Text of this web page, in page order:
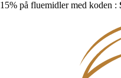
15% på fluemidler med koden :